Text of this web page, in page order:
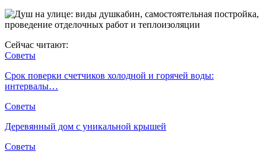
Сейчас читают:
Советы
Срок поверки счетчиков холодной и горячей воды:
интервалы…
Советы
Деревянный дом с уникальной крышей
Советы